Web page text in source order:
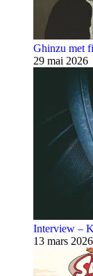
Ghinzu met
29 mai 2026
Interview –
13 mars 2026